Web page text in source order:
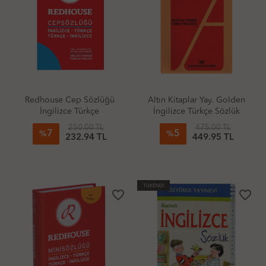
Redhouse Cep Sözlüğü
İngilizce Türkçe
% 7
250.00 TL
232.94 TL
Altın Kitaplar Yay. Golden
İngilizce Türkçe Sözlük
%5
475.00 TL
449.95 TL
favorite_border
TÜKENDİ
favorite_border